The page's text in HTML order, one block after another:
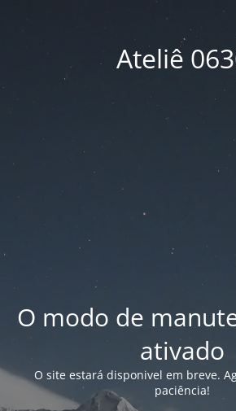
Ateliê
O modo de
ativado
O site estará disponivel em breve.
paciência!